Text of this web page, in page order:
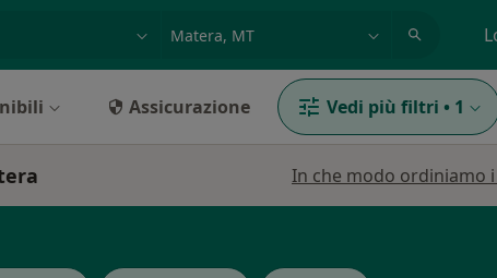
Assicurazione Vedi più filtri • 1
In che modo ordiniamo